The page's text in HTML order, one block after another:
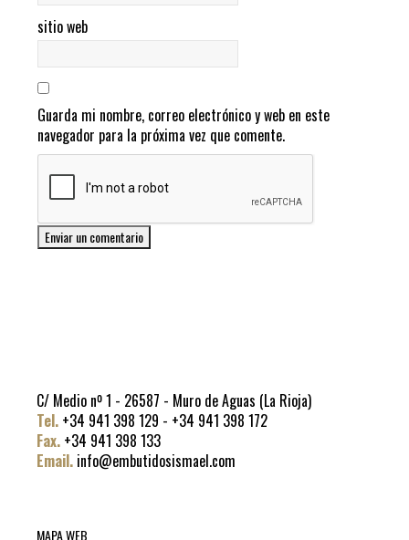
sitio web
Guarda mi nombre, correo electrónico y web en este
navegador para la próxima vez que comente.
C/ Medio nº 1 - 26587 - Muro de Aguas (La Rioja)
Tel. +34 941 398 129 - +34 941 398 172
Fax. +34 941 398 133
Email. info@embutidosismael.com
MAPA WEB